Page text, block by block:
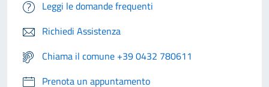
Leggi le domande frequenti
Richiedi Assistenza
Chiama il comune +39 0432 780611
Prenota un appuntamento